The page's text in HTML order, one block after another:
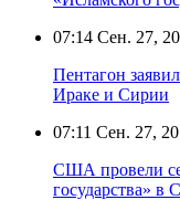
07:14 Сен. 27,
Пентагон
Ираке и Сирии
07:11 Сен. 27,
США провели
государства» в